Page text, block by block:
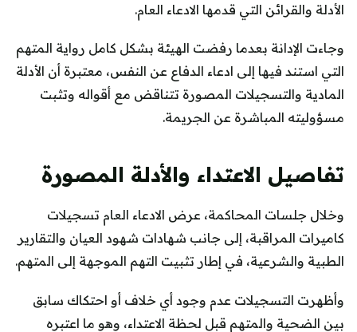
الأدلة والقرائن التي قدمها الادعاء العام.
وجاءت الإدانة بعدما رفضت الهيئة بشكل كامل رواية المتهم
التي استند فيها إلى ادعاء الدفاع عن النفس، معتبرة أن الأدلة
المادية والتسجيلات المصورة تتناقض مع أقواله وتثبت
مسؤوليته المباشرة عن الجريمة.
تفاصيل الاعتداء والأدلة المصورة
وخلال جلسات المحاكمة، عرض الادعاء العام تسجيلات
كاميرات المراقبة، إلى جانب شهادات شهود العيان والتقارير
الطبية والشرعية، في إطار تثبيت التهم الموجهة إلى المتهم.
وأظهرت التسجيلات عدم وجود أي خلاف أو احتكاك سابق
بين الضحية والمتهم قبل لحظة الاعتداء، وهو ما اعتبره